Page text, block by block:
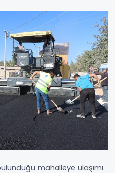
mahalleye ulaşımı